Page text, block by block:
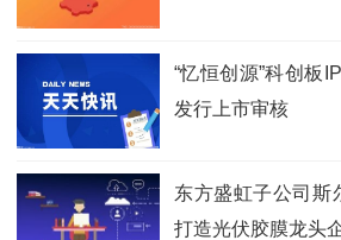
“忆恒创源”科创板
发行上市审核
东方盛虹子公司斯
打造光伏胶膜龙头